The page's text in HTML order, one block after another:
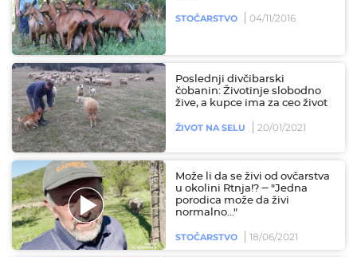
STOČARSTVO 04/11/2016
Poslednji divčibarski
čobanin: Životinje slobodno
žive, a kupce ima za ceo život
ŽIVOT NA SELU 20/01/2021
Može li da se živi od ovčarstva
u okolini Rtnja!? ‒ "Jedna
porodica može da živi
normalno..."
STOČARSTVO 18/06/2021